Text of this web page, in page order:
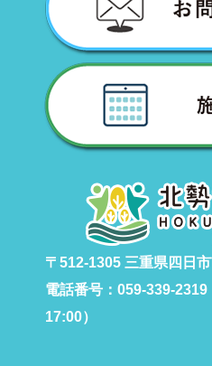
〒512-1305 三重県四日
電話番号：059-339-
17:00）